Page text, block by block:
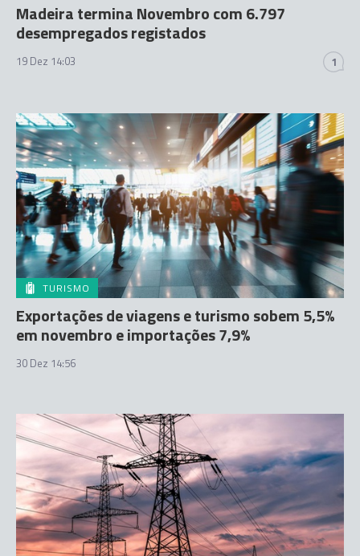
Madeira termina Novembro com 6.797
desempregados registados
19 Dez 14:03 1
TURISMO
Exportações de viagens e turismo sobem 5,5%
em novembro e importações 7,9%
30 Dez 14:56